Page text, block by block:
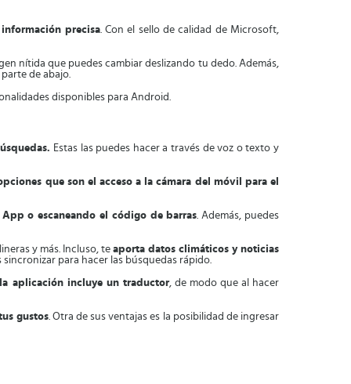
precisa. Con el sello de calidad de Microsoft,
nítida que puedes cambiar deslizando tu dedo. Además,
de abajo.
disponibles para Android.
Estas las puedes hacer a través de voz o texto y
que son el acceso a la cámara del móvil para el
o escaneando el código de barras. Además, puedes
y más. Incluso, te aporta datos climáticos y noticias
sincronizar para hacer las búsquedas rápido.
la aplicación incluye un traductor, de modo que al hacer
gustos. Otra de sus ventajas es la posibilidad de ingresar